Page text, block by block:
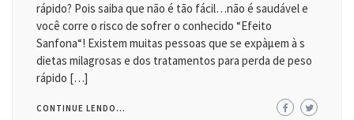
rápido? Pois saiba que não é tão fácil…não é saudável e
você corre o risco de sofrer o conhecido “Efeito
Sanfona“! Existem muitas pessoas que se expàµem à s
dietas milagrosas e dos tratamentos para perda de peso
rápido […]
CONTINUE LENDO...